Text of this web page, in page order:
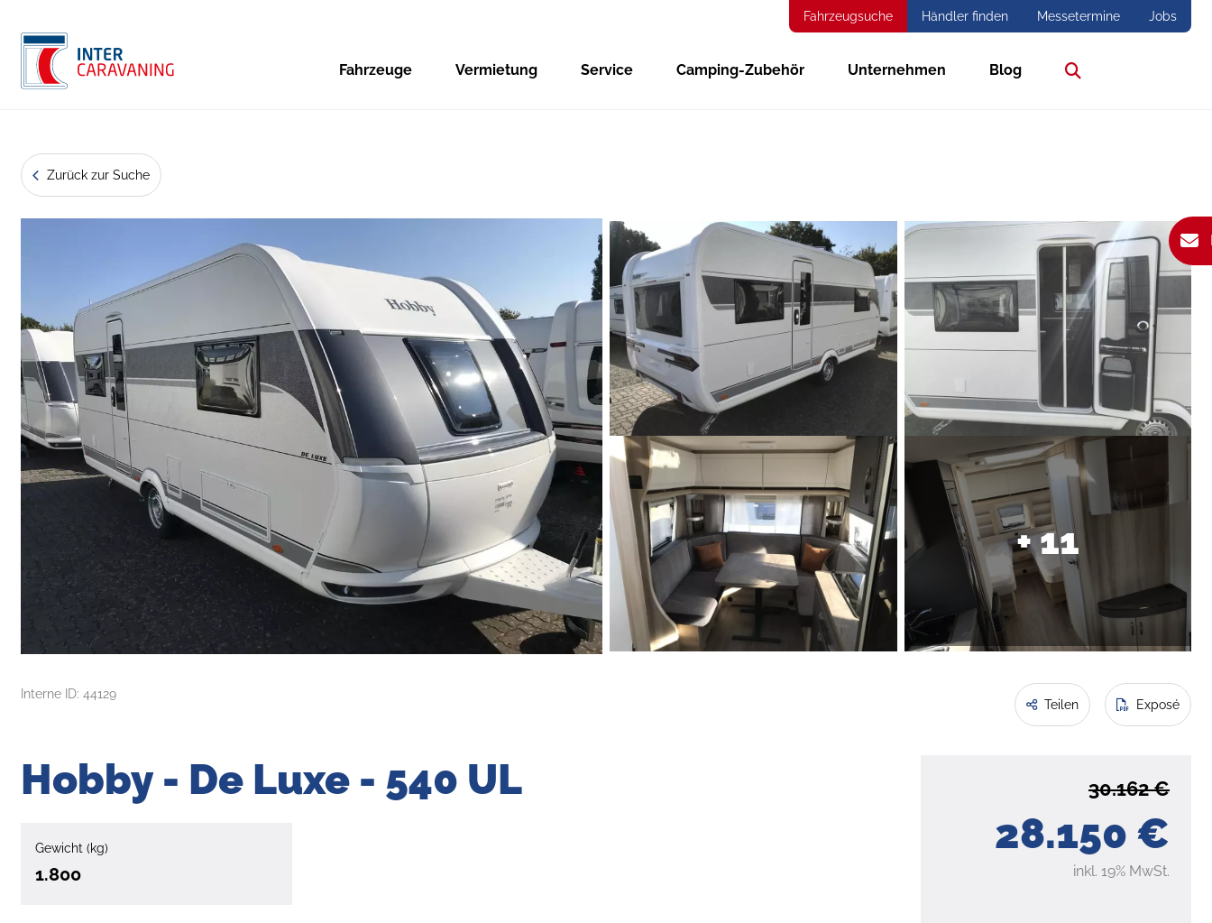
Fahrzeugsuche Händler finden Messetermine Jobs
Fahrzeuge Vermietung Service Camping-Zubehör Unternehmen Blog
Zurück zur Suche
+ 11
Interne ID: 44129
Teilen Exposé
28.150 €
30.162 €
inkl. 19% MwSt.
Hobby - De Luxe - 540 UL
Gewicht (kg)
1.800